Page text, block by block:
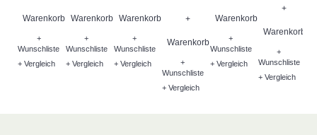
Warenkorb
+
Wunschliste
+ Vergleich
Warenkorb
+
Wunschliste
+ Vergleich
Warenkorb
+
Wunschliste
+ Vergleich
+
Warenkorb
+
Wunschliste
+ Vergleich
Warenkorb
+
Wunschliste
+ Vergleich
+
Warenkorb
+
Wunschliste
+ Vergleich